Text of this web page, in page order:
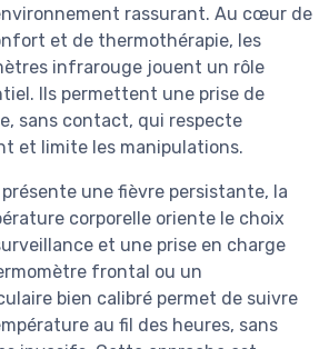
rassurant. Au cœur de
et de thermothérapie, les
infrarouge jouent un rôle
Ils permettent une prise de
sans contact, qui respecte
et limite les manipulations.
une fièvre persistante, la
corporelle oriente le choix
et une prise en charge
frontal ou un
bien calibré permet de suivre
au fil des heures, sans